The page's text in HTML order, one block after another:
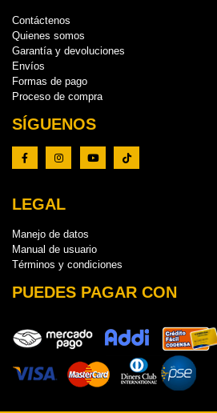
Contáctenos
Quienes somos
Garantía y devoluciones
Envíos
Formas de pago
Proceso de compra
SÍGUENOS
LEGAL
Manejo de datos
Manual de usuario
Términos y condiciones
PUEDES PAGAR CON